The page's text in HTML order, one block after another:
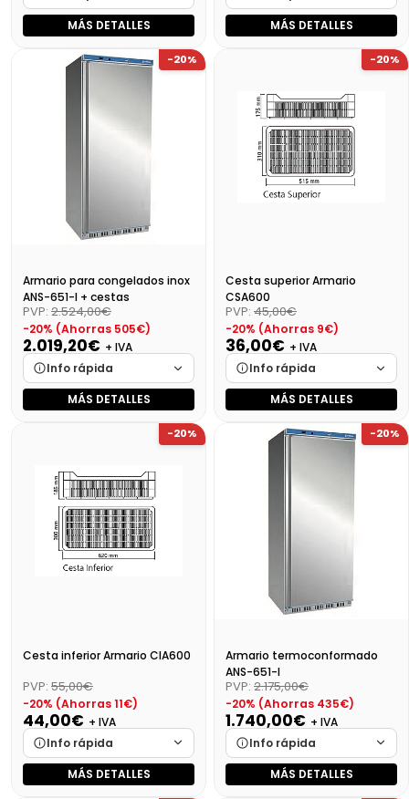
Marca
Cargando…
Medidas
Cargando…
Cargando…
MÁS DETALLES
Marca
Cargando…
Cargando…
Precio final (+21%)2230,27 €
MÁS DETALLES
-20%
Armario para congelados inox
ANS-651-I + cestas
PVP: 2.524,00€
-20% (Ahorras 505€)
2.019,20€ + IVA
Info rápida
Marca
Cargando…
Cargando…
Precio final (+21%)2443,23 €
MÁS DETALLES
-20%
Cesta superior Armario
CSA600
PVP: 45,00€
-20% (Ahorras 9€)
36,00€ + IVA
Info rápida
Marca
Cargando…
Medidas
Cargando…
Cargando…
MÁS DETALLES
-20%
Cesta inferior Armario CIA600
PVP: 55,00€
-20% (Ahorras 11€)
44,00€ + IVA
Info rápida
Marca
Cargando…
MÁS DETALLES
-20%
Armario termoconformado
ANS-651-I
PVP: 2.175,00€
-20% (Ahorras 435€)
1.740,00€ + IVA
Info rápida
Marca
Cargando…
MÁS DETALLES